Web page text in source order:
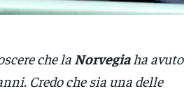
che laNorvegiaha avuto
Credo che sia una delle